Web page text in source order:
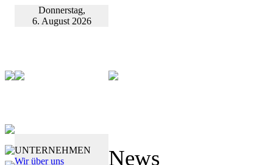
Donnerstag,
6. August 2026
UNTERNEHMEN
Wir über uns
News